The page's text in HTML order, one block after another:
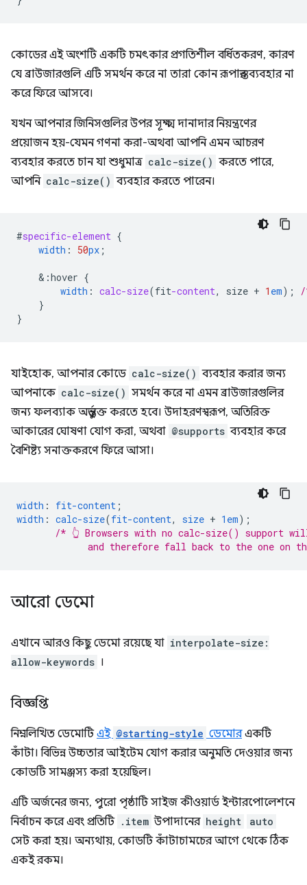
কোডের এই অংশটি একটি চমৎকার প্রগতিশীল বর্ধিতকরণ, কারণ
যে ব্রাউজারগুলি এটি সমর্থন করে না তারা কোন রূপান্তর ব্যবহার না
করে ফিরে আসবে।
যখন আপনার জিনিসগুলির উপর সূক্ষ্ম দানাদার নিয়ন্ত্রণের
প্রয়োজন হয়-যেমন গণনা করা-অথবা আপনি এমন আচরণ
ব্যবহার করতে চান যা শুধুমাত্র calc-size() করতে পারে,
আপনি calc-size() ব্যবহার করতে পারেন।
#specific-element {
width : 50px ;
& :hover {
width : calc-size(fit-content, size + 1 em);
}
}
যাইহোক, আপনার কোডে calc-size() ব্যবহার করার জন্য
আপনাকে calc-size() সমর্থন করে না এমন ব্রাউজারগুলির
জন্য ফলব্যাক অন্তর্ভুক্ত করতে হবে। উদাহরণস্বরূপ, অতিরিক্ত
আকারের ঘোষণা যোগ করা, অথবা @supports ব্যবহার করে
বৈশিষ্ট্য সনাক্তকরণে ফিরে আসা।
width : fit-content ;
width : calc-size(fit-content, size + 1em);
/* 👆 Browsers with no calc-size() support
and therefore fall back to the one on
আরো ডেমো
এখানে আরও কিছু ডেমো রয়েছে যা interpolate-size:
allow-keywords ।
বিজ্ঞপ্তি
নিম্নলিখিত ডেমোটিএই @starting-style ডেমোরএকটি
কাঁটা। বিভিন্ন উচ্চতার আইটেম যোগ করার অনুমতি দেওয়ার জন্য
কোডটি সামঞ্জস্য করা হয়েছিল।
এটি অর্জনের জন্য, পুরো পৃষ্ঠাটি সাইজ কীওয়ার্ড ইন্টারপোলেশনে
নির্বাচন করে এবং প্রতিটি .item উপাদানের height auto
সেট করা হয়। অন্যথায়, কোডটি কাঁটাচামচের আগে থেকে ঠিক
একই রকম।